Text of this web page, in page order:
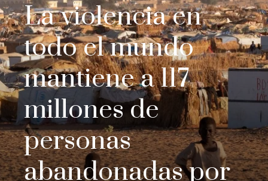
La violencia en
todo el mundo
mantiene a 117
millones de
personas
abandonadas por